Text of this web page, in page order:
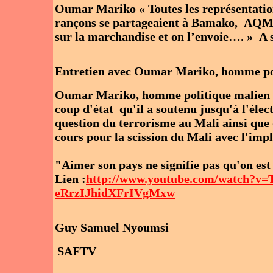
Oumar Mariko « Toutes les
rançons se partageaient à Bamako,
sur la marchandise et on l’envoie…. »
Entretien avec Oumar Mariko, homme
Oumar Mariko, homme politique malien
coup d'état qu'il a soutenu jusqu'à
question du terrorisme au Mali ainsi
cours pour la scission du Mali avec
"Aimer son pays ne signifie pas qu'on
Lien :http://www.youtube.com/
eRrzIJhidXFrIVgMxw
Guy Samuel Nyoumsi
SAFTV